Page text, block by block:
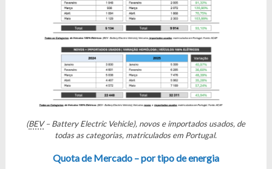
(BEV– Battery Electric Vehicle), novos e importados usados, de
todas as categorias, matriculados em Portugal.
Quota de Mercado – por tipo de energia